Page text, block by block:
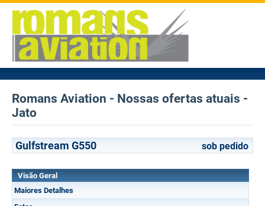
Romans Aviation - Nossas ofertas atuais -
Jato
Gulfstream G550 sob pedido
Visão Geral
Maiores Detalhes